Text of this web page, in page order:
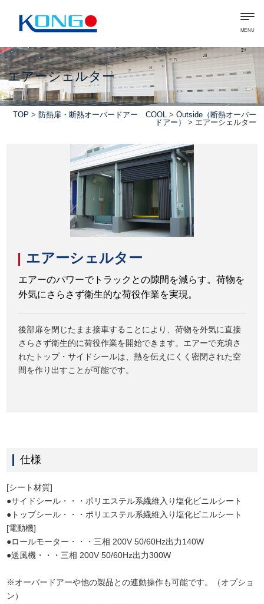
MENU
エアーシェルター
TOP > 防熱扉・断熱オーバードアー COOL> Outside（断熱オーバー
ドアー）
> エアーシェルター
エアーシェルター
エアーのパワーでトラックとの隙間を減らす。荷物を
外気にさらさず衛生的な荷役作業を実現。
後部扉を閉じたまま接車することにより、荷物を外気に直接
さらさず衛生的に荷役作業を開始できます。エアーで充填さ
れたトップ・サイドシールは、熱を伝えにくく密閉された空
間を作り出すことが可能です。
仕様
[シート材質]
●サイドシール・・・ポリエステル系繊維入り塩化ビニルシート
●トップシール・・・ポリエステル系繊維入り塩化ビニルシート
[電動機]
●ロールモーター・・・三相 200V 50/60Hz出力140W
●送風機・・・三相 200V 50/60Hz出力300W
※オーバードアーや他の製品との連動操作も可能です。（オプショ
ン）